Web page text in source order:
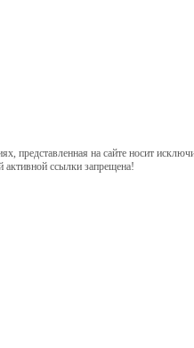
представленная на сайте носит
активной ссылки запрещена!